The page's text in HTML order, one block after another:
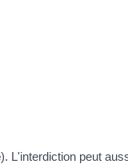
). L'interdiction peut